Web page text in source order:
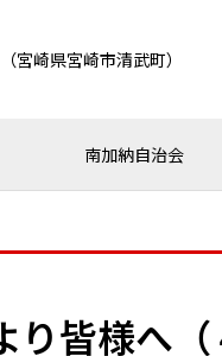
宮崎県宮崎市清武町）
南加納自治会
り皆様へ（